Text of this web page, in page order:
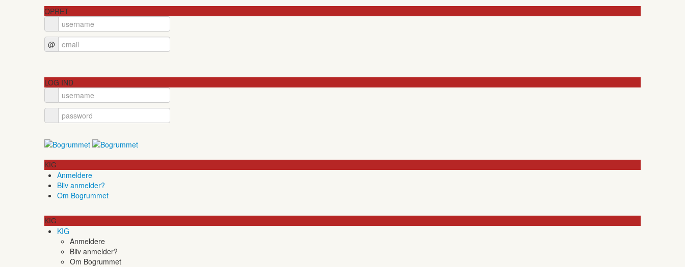
OPRET
@
LOG IND
KIG
Anmeldere
Bliv anmelder?
Om Bogrummet
KIG
KIG
Anmeldere
Bliv anmelder?
Om Bogrummet